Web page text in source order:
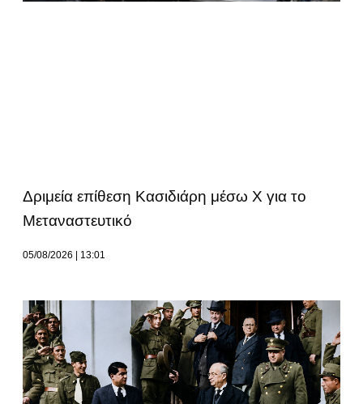
Δριμεία επίθεση Κασιδιάρη μέσω Χ για το
Μεταναστευτικό
05/08/2026 13:01